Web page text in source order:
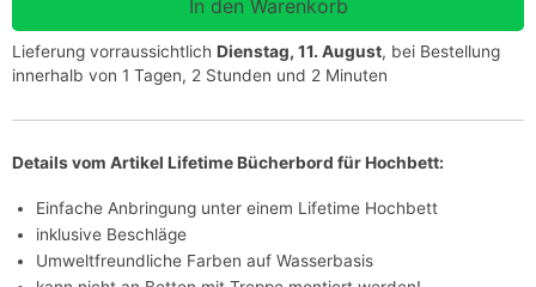
Lieferung vorraussichtlich Dienstag, 11. August, bei Bestellung
innerhalb von 1 Tagen, 2 Stunden und 2 Minuten
Details vom Artikel Lifetime Bücherbord für Hochbett:
Einfache Anbringung unter einem Lifetime Hochbett
inklusive Beschläge
Umweltfreundliche Farben auf Wasserbasis